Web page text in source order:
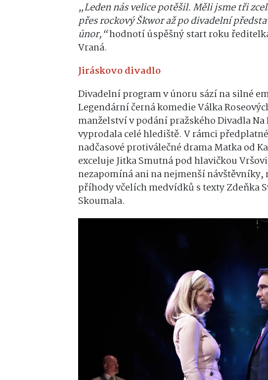
„Leden nás velice potěšil. Měli jsme tři
přes rockový Škwor až po divadelní
únor,“hodnotí úspěšný start roku
Vraná.
Jiráskovo divadlo
Divadelní program v únoru sází na silné
Legendární černá komedie Válka
manželství v podání pražského Divadla Na
vyprodala celé hlediště. V rámci
nadčasové protiválečné drama Matka od
exceluje Jitka Smutná pod hlavičkou
nezapomíná ani na nejmenší
příhody včelích medvídků s texty Zdeňka
Skoumala.